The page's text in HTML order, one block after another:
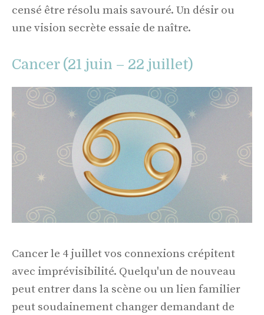
censé être résolu mais savouré. Un désir ou
une vision secrète essaie de naître.
Cancer (21 juin – 22 juillet)
Cancer le 4 juillet vos connexions crépitent
avec imprévisibilité. Quelqu'un de nouveau
peut entrer dans la scène ou un lien familier
peut soudainement changer demandant de